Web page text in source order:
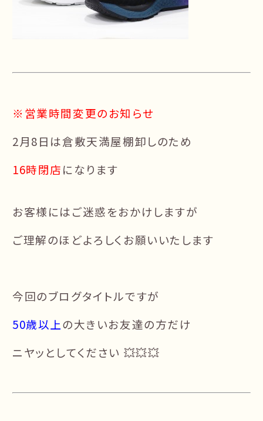
※営業時間変更のお知らせ
2月8日は倉敷天満屋棚卸しのため
16時閉店になります
お客様にはご迷惑をおかけしますが
ご理解のほどよろしくお願いいたします
今回のブログタイトルですが
50歳以上の大きいお友達の方だけ
ニヤッとしてください 💥💥💥